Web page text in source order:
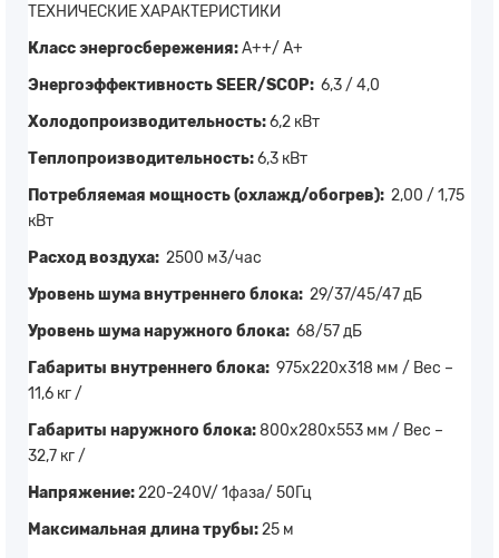
ТЕХНИЧЕСКИЕ ХАРАКТЕРИСТИКИ
Класс энергосбережения:A++/ A+
Энергоэффективность SEER/SCOP: 6,3 / 4,0
Холодопроизводительность:6,2 кВт
Теплопроизводительность:6,3 кВт
Потребляемая мощность (охлажд/обогрев): 2,00 / 1,75
кВт
Расход воздуха: 2500 м3/час
Уровень шума внутреннего блока: 29/37/45/47 дБ
Уровень шума наружного блока: 68/57 дБ
Габариты внутреннего блока: 975x220x318 мм / Вес –
11,6 кг /
Габариты наружного блока:800x280x553 мм / Вес –
32,7 кг /
Напряжение:220-240V/ 1фаза/ 50Гц
Максимальная длина трубы:25 м